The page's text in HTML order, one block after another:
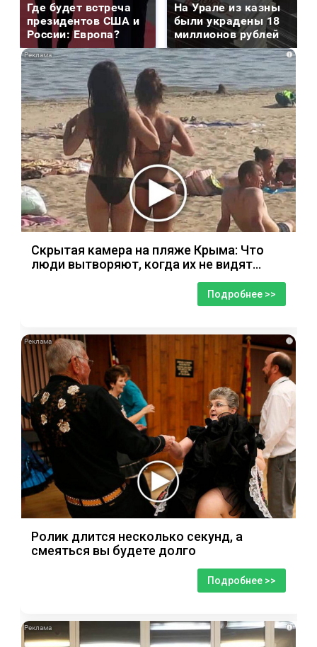
Где будет встреча
президентов США и
России: Европа?
На Урале из казны
были украдены 18
миллионов рублей
i
Скрытая камера на пляже Крыма: Что
люди вытворяют, когда их не видят...
Подробнее >>
i
Ролик длится несколько секунд, а
смеяться вы будете долго
Подробнее >>
i